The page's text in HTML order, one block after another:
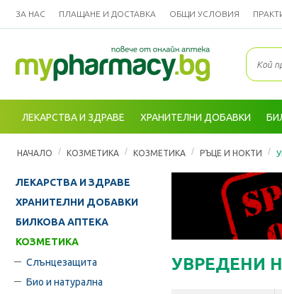
ЗА НАС ПЛАЩАНЕ И ДОСТАВКА ОБЩИ УСЛОВИЯ
ЛЕКАРСТВА И ЗДРАВЕ ХРАНИТЕЛНИ ДОБАВКИ
НАЧАЛО / КОЗМЕТИКА / КОЗМЕТИКА / РЪЦЕ И НОКТИ /
ЛЕКАРСТВА И ЗДРАВЕ
ХРАНИТЕЛНИ ДОБАВКИ
БИЛКОВА АПТЕКА
КОЗМЕТИКА
Слънцезащита
Био и натурална
УВРЕДЕНИ